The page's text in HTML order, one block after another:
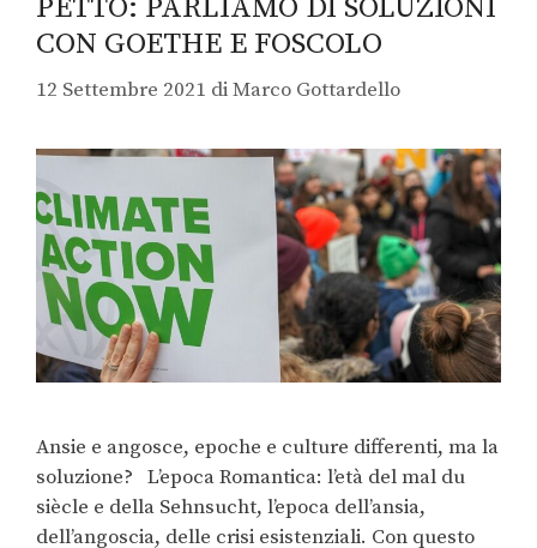
PETTO: PARLIAMO DI SOLUZIONI
CON GOETHE E FOSCOLO
12 Settembre 2021 diMarco Gottardello
Ansie e angosce, epoche e culture differenti, ma la
soluzione? L’epoca Romantica: l’età del mal du
siècle e della Sehnsucht, l’epoca dell’ansia,
dell’angoscia, delle crisi esistenziali. Con questo